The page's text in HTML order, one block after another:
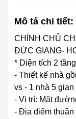
Mô tả chi tiết:
CHÍNH CHỦ
ĐỨC GIANG-
* Diện tích 2
- Thiết kế nhà
vs - 1 nhà 5
- Vị trí: Mặt
- Địa điểm